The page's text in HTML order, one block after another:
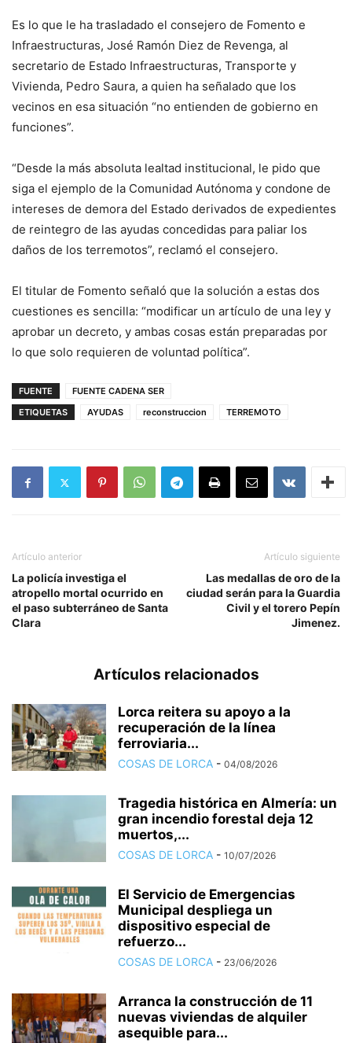
Es lo que le ha trasladado el consejero de Fomento e
Infraestructuras, José Ramón Diez de Revenga, al
secretario de Estado Infraestructuras, Transporte y
Vivienda, Pedro Saura, a quien ha señalado que los
vecinos en esa situación “no entienden de gobierno en
funciones”.
“Desde la más absoluta lealtad institucional, le pido que
siga el ejemplo de la Comunidad Autónoma y condone de
intereses de demora del Estado derivados de expedientes
de reintegro de las ayudas concedidas para paliar los
daños de los terremotos”, reclamó el consejero.
El titular de Fomento señaló que la solución a estas dos
cuestiones es sencilla: “modificar un artículo de una ley y
aprobar un decreto, y ambas cosas están preparadas por
lo que solo requieren de voluntad política”.
FUENTE
FUENTE CADENA SER
ETIQUETAS
AYUDAS reconstruccion TERREMOTO
Artículo anterior
La policía investiga el
atropello mortal ocurrido en
el paso subterráneo de Santa
Clara
Artículo siguiente
Las medallas de oro de la
ciudad serán para la Guardia
Civil y el torero Pepín
Jimenez.
Artículos relacionados
Lorca reitera su apoyo a la
recuperación de la línea
ferroviaria...
COSAS DE LORCA - 04/08/2026
Tragedia histórica en Almería: un
gran incendio forestal deja 12
muertos,...
COSAS DE LORCA - 10/07/2026
El Servicio de Emergencias
Municipal despliega un
dispositivo especial de
refuerzo...
COSAS DE LORCA - 23/06/2026
Arranca la construcción de 11
nuevas viviendas de alquiler
asequible para...